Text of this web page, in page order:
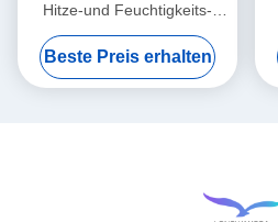
Hitze-und Feuchtigkeits-
Austauscher-nass
Filterpapier-Element
Beste Preis erhalten